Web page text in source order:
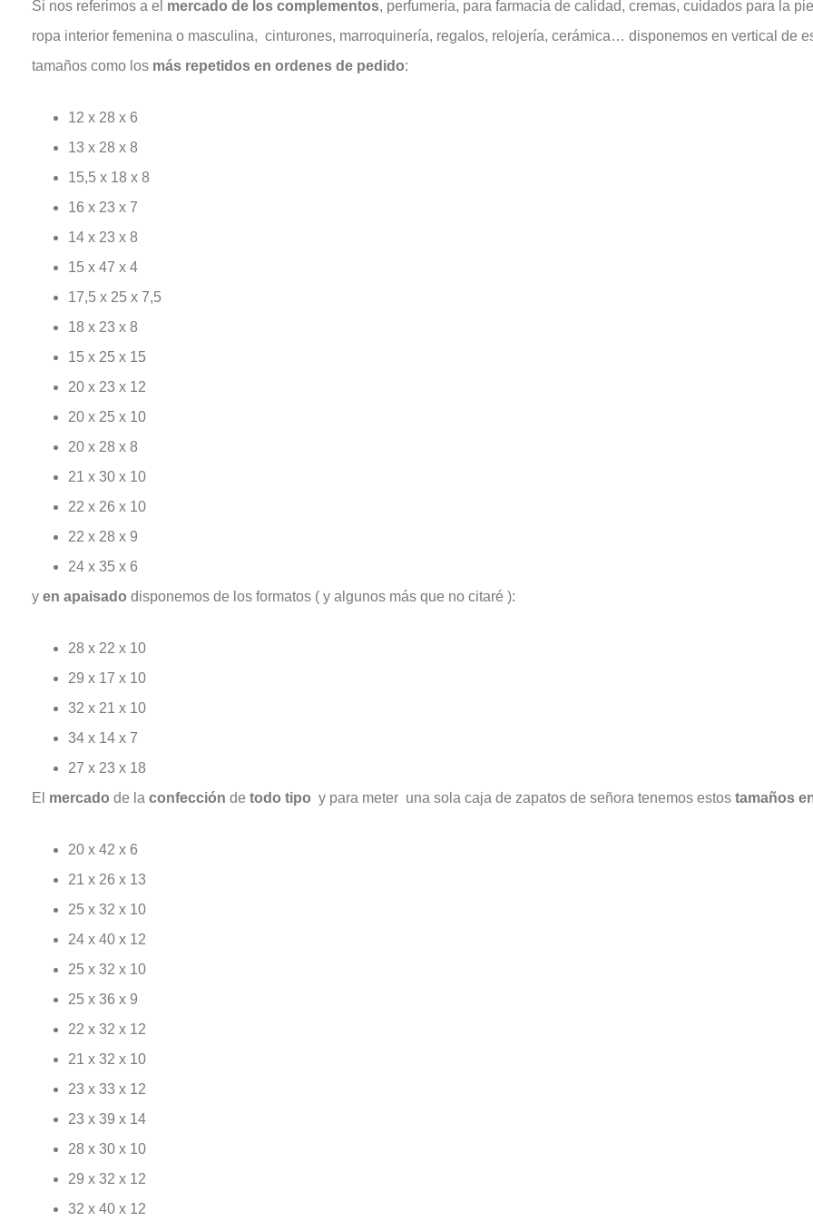
Si nos referimos a el mercado de los complementos, perfumería, para farmacia de calidad, cremas, cuidados para la
ropa interior femenina o masculina, cinturones, marroquinería, regalos, relojería, cerámica… disponemos en vertical de
tamaños como los más repetidos en ordenes de pedido:
12 x 28 x 6
13 x 28 x 8
15,5 x 18 x 8
16 x 23 x 7
14 x 23 x 8
15 x 47 x 4
17,5 x 25 x 7,5
18 x 23 x 8
15 x 25 x 15
20 x 23 x 12
20 x 25 x 10
20 x 28 x 8
21 x 30 x 10
22 x 26 x 10
22 x 28 x 9
24 x 35 x 6
y en apaisado disponemos de los formatos ( y algunos más que no citaré ):
28 x 22 x 10
29 x 17 x 10
32 x 21 x 10
34 x 14 x 7
27 x 23 x 18
El mercado de la confección de todo tipo y para meter una sola caja de zapatos de señora tenemos estos tamaños
20 x 42 x 6
21 x 26 x 13
25 x 32 x 10
24 x 40 x 12
25 x 32 x 10
25 x 36 x 9
22 x 32 x 12
21 x 32 x 10
23 x 33 x 12
23 x 39 x 14
28 x 30 x 10
29 x 32 x 12
32 x 40 x 12